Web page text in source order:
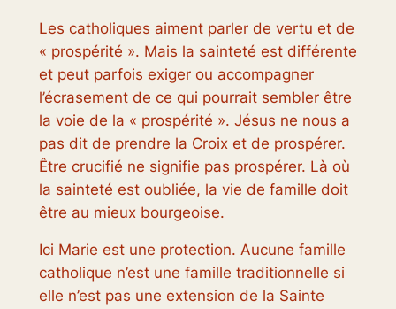
Les catholiques aiment parler de vertu et de
« prospérité ». Mais la sainteté est différente
et peut parfois exiger ou accompagner
l’écrasement de ce qui pourrait sembler être
la voie de la « prospérité ». Jésus ne nous a
pas dit de prendre la Croix et de prospérer.
Être crucifié ne signifie pas prospérer. Là où
la sainteté est oubliée, la vie de famille doit
être au mieux bourgeoise.
Ici Marie est une protection. Aucune famille
catholique n’est une famille traditionnelle si
elle n’est pas une extension de la Sainte